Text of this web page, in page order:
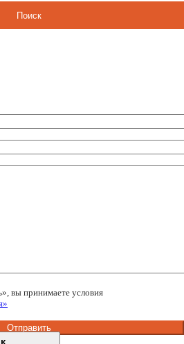
Поиск
вы принимаете условия